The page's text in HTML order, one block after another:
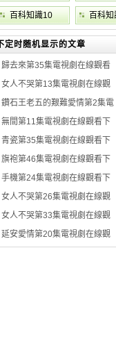
百科知識10 百科
定时随机显示的文章
歸去來第35集電視劇在線觀看
女人不哭第13集電視劇在線觀
鑽石王老五的艱難愛情第2集電
無間第11集電視劇在線觀看下
青瓷第35集電視劇在線觀看下
旗袍第46集電視劇在線觀看下
手機第24集電視劇在線觀看下
女人不哭第26集電視劇在線觀
女人不哭第33集電視劇在線觀
延安愛情第20集電視劇在線觀